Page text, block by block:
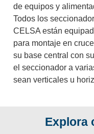
de equipos y
Todos los
CELSA están
para montaje en
su base central con
el seccionador a
sean verticales u
Explora